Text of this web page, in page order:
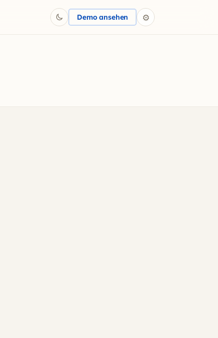
Dunkelmodus einschalten
Demo ansehen ⚙